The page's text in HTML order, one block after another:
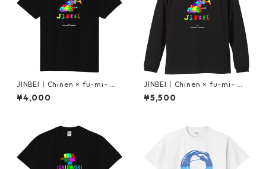
JINBEI｜Chinen × fu-mi- （B
lack）
¥4,000
JINBEI｜Chinen × fu-mi- （B
lack）
¥5,500